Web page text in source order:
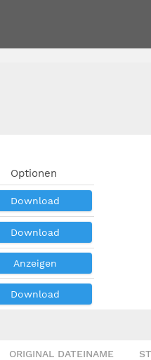
Optionen
Download
Download
Anzeigen
Download
ORIGINAL DATEINAME